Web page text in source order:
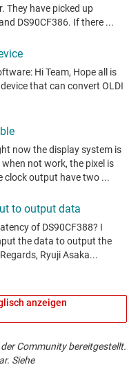
anzeigen
Community bereitgestellt.
Siehe